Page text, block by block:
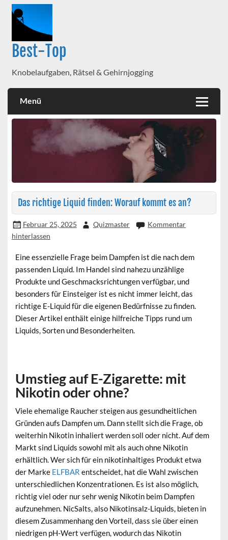
Best-Top
Knobelaufgaben, Rätsel & Gehirnjogging
Menü
Das richtige Liquid finden: Worauf kommt es an?
Februar 25, 2025 Quizmaster
Kommentar
hinterlassen
Eine essenzielle Frage beim Dampfen ist die nach dem
passenden Liquid. Im Handel sind nahezu unzählige
Produkte und Geschmacksrichtungen verfügbar, und
besonders für Einsteiger ist es nicht immer leicht, das
richtige E-Liquid für die eigenen Bedürfnisse zu finden.
Dieser Artikel enthält einige hilfreiche Tipps rund um
Liquids, Sorten und Besonderheiten.
Umstieg auf E-Zigarette: mit
Nikotin oder ohne?
Viele ehemalige Raucher steigen aus gesundheitlichen
Gründen aufs Dampfen um. Dann stellt sich die Frage, ob
weiterhin Nikotin inhaliert werden soll oder nicht. Auf dem
Markt sind Liquids sowohl mit als auch ohne Nikotin
erhältlich. Wer sich für ein nikotinhaltiges Produkt etwa
der Marke ELFBAR entscheidet, hat die Wahl zwischen
unterschiedlichen Konzentrationen. Es ist also möglich,
richtig viel oder nur sehr wenig Nikotin beim Dampfen
aufzunehmen. NicSalts, also Nikotinsalz-Liquids, bieten in
diesem Zusammenhang den Vorteil, dass sie über einen
niedrigen pH-Wert verfügen, wodurch das Nikotin